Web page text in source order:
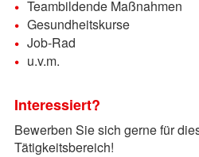
Teambildende Maßnahmen
Gesundheitskurse
Job-Rad
u.v.m.
Interessiert?
Bewerben Sie sich gerne für
Tätigkeitsbereich!